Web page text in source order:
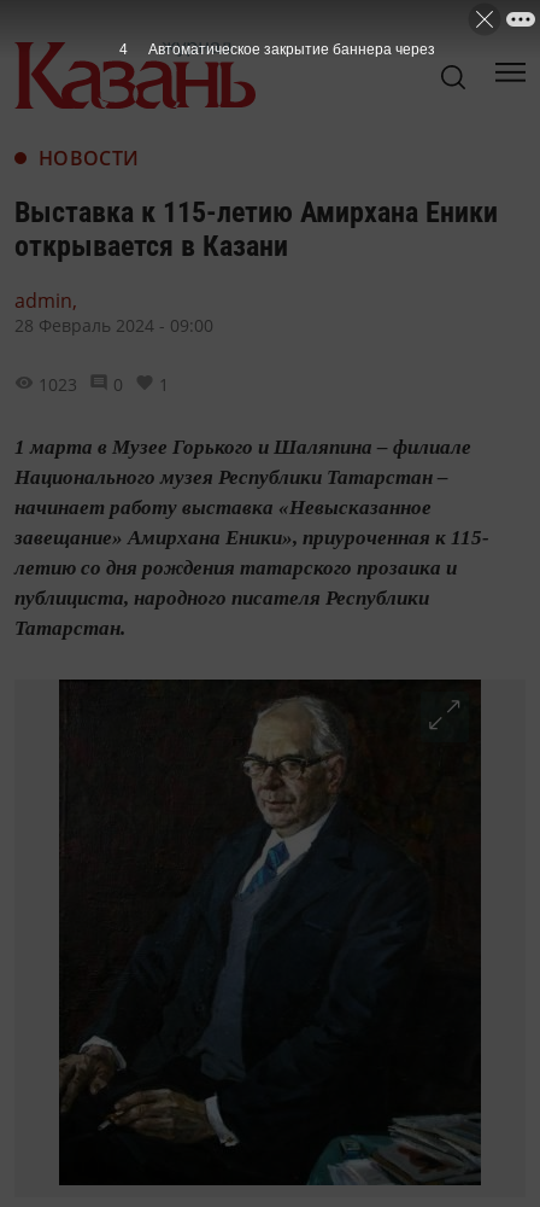
НОВОСТИ
Выставка к 115-летию Амирхана Еники
открывается в Казани
admin,
28 Февраль 2024 - 09:00
1023 0 1
1 марта в Музее Горького и Шаляпина – филиале
Национального музея Республики Татарстан –
начинает работу выставка «Невысказанное
завещание» Амирхана Еники», приуроченная к 115-
летию со дня рождения татарского прозаика и
публициста, народного писателя Республики
Татарстан.
3 Автоматическое закрытие баннера через